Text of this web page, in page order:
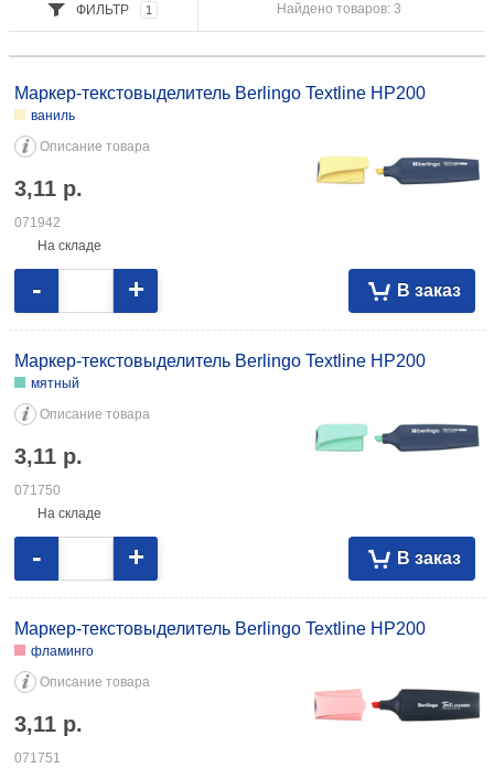
ФИЛЬТР 1 Найдено товаров: 3
мятный 3,11 071750 фламинго 3,11 071751
Маркер-текстовыделитель Berlingo Textline HP200
ваниль
Описание товара
3,11 р.
071942
На складе
В заказ
- +
Маркер-текстовыделитель Berlingo Textline HP200
мятный
Описание товара
3,11 р.
071750
На складе
В заказ
- +
Маркер-текстовыделитель Berlingo Textline HP200
фламинго
Описание товара
3,11 р.
071751